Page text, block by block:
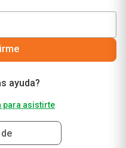
ayuda?
para asistirte